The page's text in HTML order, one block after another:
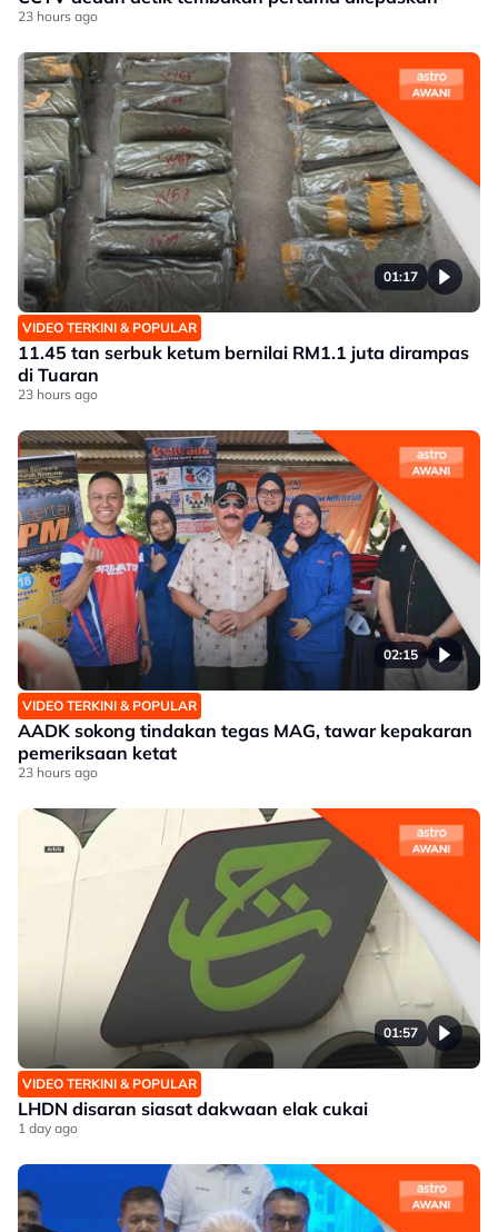
23 hours ago
01:17
VIDEO TERKINI & POPULAR
11.45 tan serbuk ketum bernilai RM1.1 juta dirampas
di Tuaran
23 hours ago
02:15
VIDEO TERKINI & POPULAR
AADK sokong tindakan tegas MAG, tawar kepakaran
pemeriksaan ketat
23 hours ago
01:57
VIDEO TERKINI & POPULAR
LHDN disaran siasat dakwaan elak cukai
1 day ago